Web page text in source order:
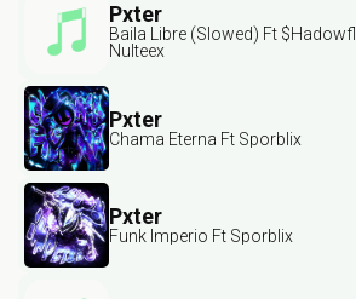
Pxter
Baila Libre (Slowed) Ft
Nulteex
Pxter
Chama Eterna Ft Sporblix
Pxter
Funk Imperio Ft Sporblix